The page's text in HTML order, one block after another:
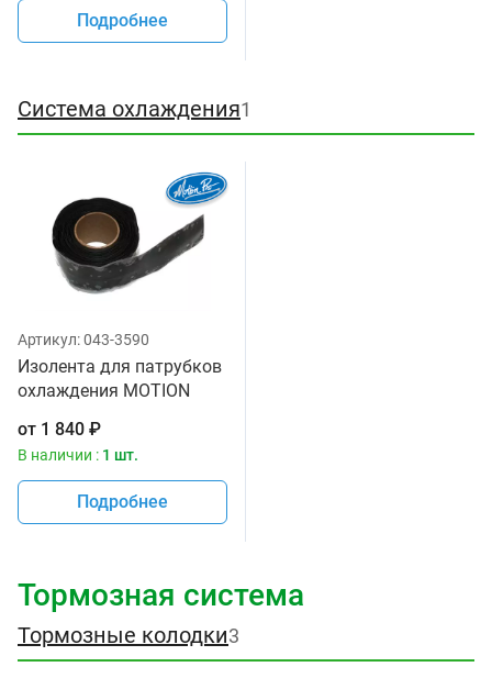
Подробнее
Система охлаждения1
Артикул:043-3590
Изолента для патрубков
охлаждения MOTION
от 1 840 ₽
В наличии : 1 шт.
Подробнее
Тормозная система
Тормозные колодки3